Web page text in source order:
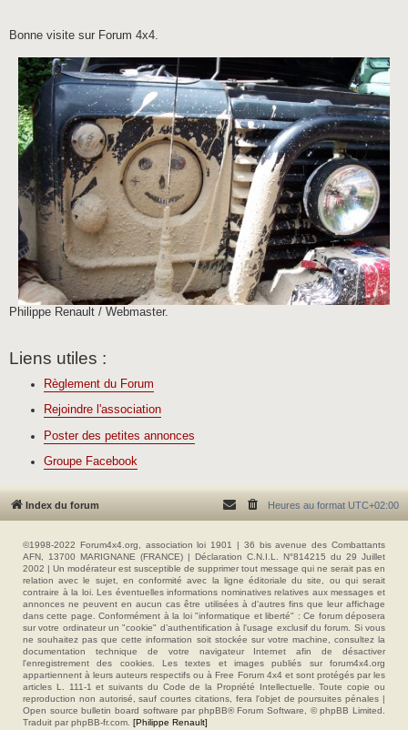
Bonne visite sur Forum 4x4.
Philippe Renault / Webmaster.
Liens utiles :
Règlement du Forum
Rejoindre l'association
Poster des petites annonces
Groupe Facebook
Index du forum Heures au format UTC+02:00
©1998-2022 Forum4x4.org, association loi 1901 | 36 bis avenue des Combattants
AFN, 13700 MARIGNANE (FRANCE) | Déclaration C.N.I.L. N°814215 du 29 Juillet
2002 | Un modérateur est susceptible de supprimer tout message qui ne serait pas en
relation avec le sujet, en conformité avec la ligne éditoriale du site, ou qui serait
contraire à la loi. Les éventuelles informations nominatives relatives aux messages et
annonces ne peuvent en aucun cas être utilisées à d'autres fins que leur affichage
dans cette page. Conformément à la loi "informatique et liberté" : Ce forum déposera
sur votre ordinateur un "cookie" d’authentification à l'usage exclusif du forum. Si vous
ne souhaitez pas que cette information soit stockée sur votre machine, consultez la
documentation technique de votre navigateur Internet afin de désactiver
l'enregistrement des cookies. Les textes et images publiés sur forum4x4.org
appartiennent à leurs auteurs respectifs ou à Free Forum 4x4 et sont protégés par les
articles L. 111-1 et suivants du Code de la Propriété Intellectuelle. Toute copie ou
reproduction non autorisé, sauf courtes citations, fera l'objet de poursuites pénales |
Open source bulletin board software par phpBB® Forum Software, © phpBB Limited.
Traduit par phpBB-fr.com. [Philippe Renault]